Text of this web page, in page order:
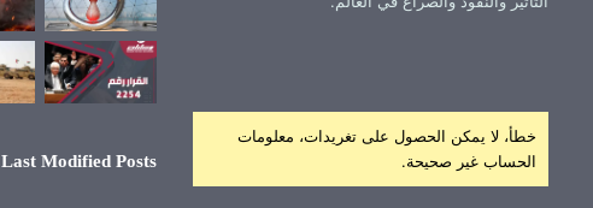
خطأ، لا يمكن الحصول على تغريدات، معلومات
الحساب غير صحيحة.
Last Modified Posts